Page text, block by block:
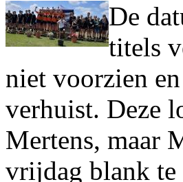
De
titels
niet voorzien
verhuist. Deze
Mertens, maar
vrijdag blank te